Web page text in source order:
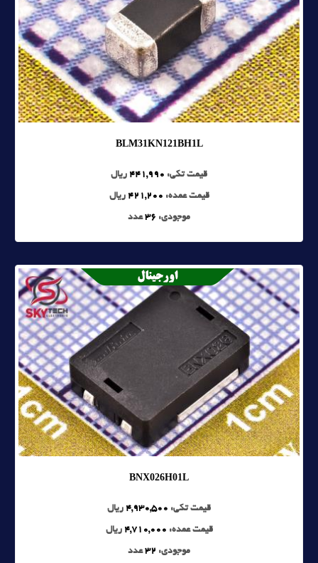
BLM31KN121BH1L
قیمت تکی: 441,990 ریال
قیمت عمده: 421,200 ریال
موجودی: 36عدد
BNX026H01L
قیمت تکی: 4,930,500 ریال
قیمت عمده: 4,710,000 ریال
موجودی: 32عدد